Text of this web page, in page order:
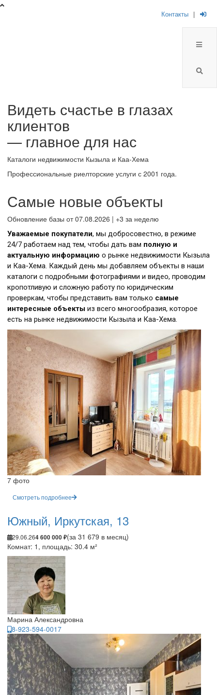
Контакты |
Брокер
Плюс
риелторская
компания
Видеть счастье в глазах
клиентов
— главное для нас
Каталоги недвижимости Кызыла и Каа-Хема
Профессиональные риелторские услуги с 2001 года.
Самые новые объекты
Обновление базы от 07.08.2026 | +3 за неделю
Уважаемые покупатели, мы добросовестно, в режиме
24/7 работаем над тем, чтобы дать вам полную и
актуальную информацию о рынке недвижимости Кызыла
и Каа-Хема. Каждый день мы добавляем объекты в наши
каталоги с подробными фотографиями и видео, проводим
кропотливую и сложную работу по юридическим
проверкам, чтобы представить вам только самые
интересные объекты из всего многообразия, которое
есть на рынке недвижимости Кызыла и Каа-Хема.
7 фото
Смотреть подробнее
Южный, Иркутская, 13
29.06.264 600 000 ₽(за 31 679 в месяц)
Комнат: 1, площадь: 30.4 м²
Марина Александровна
8-923-594-0017